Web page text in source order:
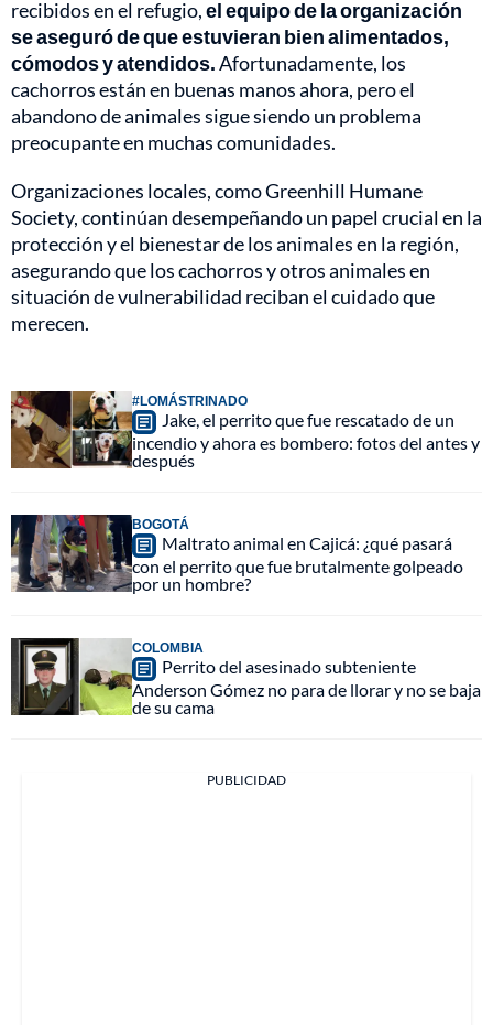
recibidos en el refugio,el equipo de la organización
se aseguró de que estuvieran bien alimentados,
cómodos y atendidos.Afortunadamente, los
cachorros están en buenas manos ahora, pero el
abandono de animales sigue siendo un problema
preocupante en muchas comunidades.
Organizaciones locales, como Greenhill Humane
Society, continúan desempeñando un papel crucial en la
protección y el bienestar de los animales en la región,
asegurando que los cachorros y otros animales en
situación de vulnerabilidad reciban el cuidado que
merecen.
#LOMÁSTRINADO
Jake, el perrito que fue rescatado de un
incendio y ahora es bombero: fotos del antes y
después
BOGOTÁ
Maltrato animal en Cajicá: ¿qué pasará
con el perrito que fue brutalmente golpeado
por un hombre?
COLOMBIA
Perrito del asesinado subteniente
Anderson Gómez no para de llorar y no se baja
de su cama
PUBLICIDAD